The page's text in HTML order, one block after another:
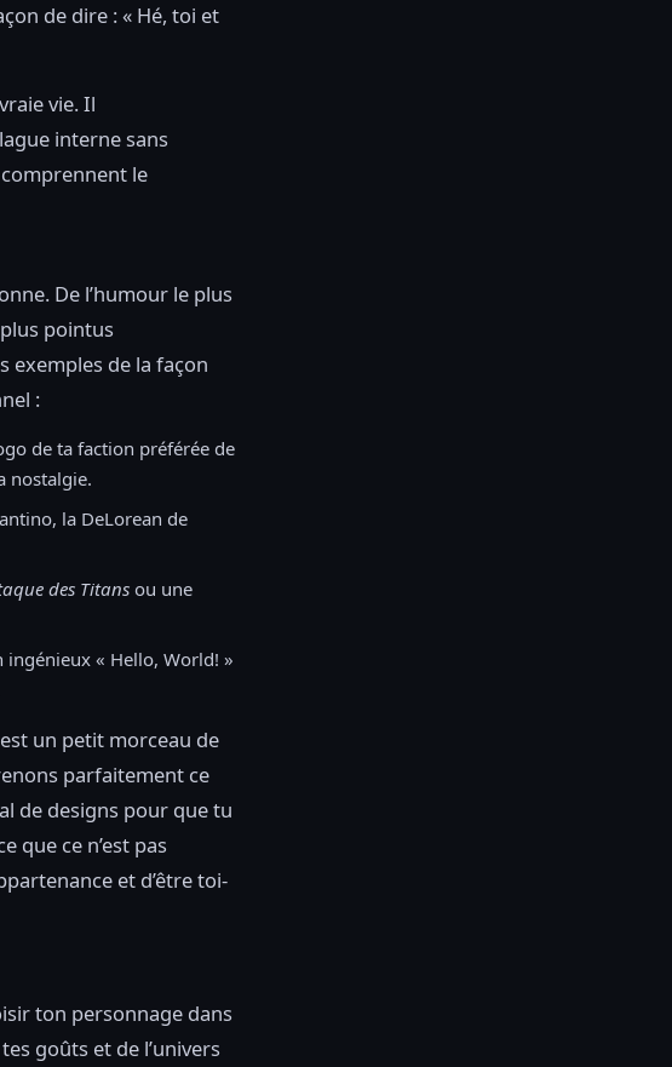
de dire : « Hé, toi et
vie. Il
interne sans
le
De l’humour le plus
pointus
exemples de la façon
:
de ta faction préférée de
nostalgie.
la DeLorean de
des Titansou une
ingénieux « Hello, World! »
un petit morceau de
parfaitement ce
de designs pour que tu
que ce n’est pas
et d’être toi-
ton personnage dans
goûts et de l’univers